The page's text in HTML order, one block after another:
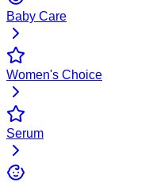
Baby Care
Women's Choice
Serum